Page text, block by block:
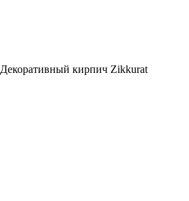
Декоративный кирпич Zikkurat